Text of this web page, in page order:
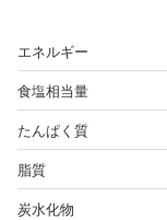
エネルギー
食塩相当量
たんぱく質
脂質
炭水化物